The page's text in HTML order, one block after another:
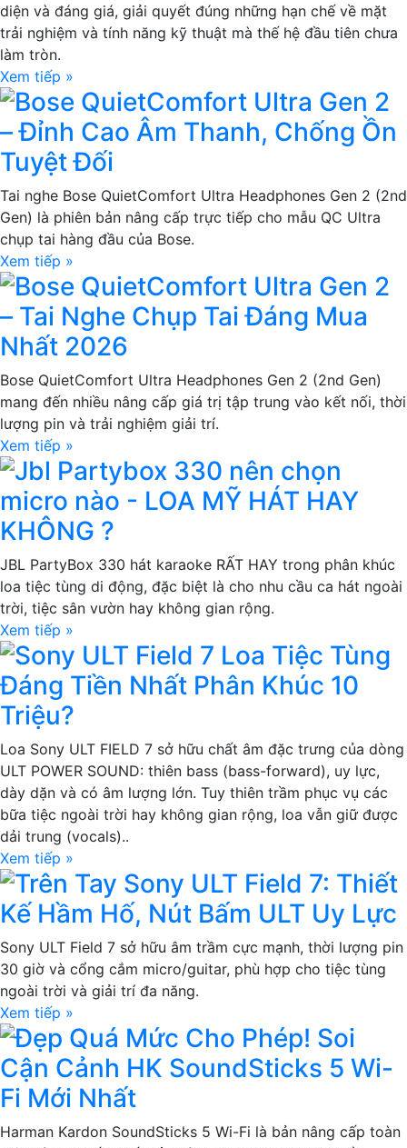
diện và đáng giá, giải quyết đúng những hạn chế về mặt
trải nghiệm và tính năng kỹ thuật mà thế hệ đầu tiên chưa
làm tròn.
Xem tiếp »
Bose QuietComfort Ultra Gen 2
– Đỉnh Cao Âm Thanh, Chống Ồn
Tuyệt Đối
Tai nghe Bose QuietComfort Ultra Headphones Gen 2 (2nd
Gen) là phiên bản nâng cấp trực tiếp cho mẫu QC Ultra
chụp tai hàng đầu của Bose.
Xem tiếp »
Bose QuietComfort Ultra Gen 2
– Tai Nghe Chụp Tai Đáng Mua
Nhất 2026
Bose QuietComfort Ultra Headphones Gen 2 (2nd Gen)
mang đến nhiều nâng cấp giá trị tập trung vào kết nối, thời
lượng pin và trải nghiệm giải trí.
Xem tiếp »
Jbl Partybox 330 nên chọn
micro nào - LOA MỸ HÁT HAY
KHÔNG ?
JBL PartyBox 330 hát karaoke RẤT HAY trong phân khúc
loa tiệc tùng di động, đặc biệt là cho nhu cầu ca hát ngoài
trời, tiệc sân vườn hay không gian rộng.
Xem tiếp »
Sony ULT Field 7 Loa Tiệc Tùng
Đáng Tiền Nhất Phân Khúc 10
Triệu?
Loa Sony ULT FIELD 7 sở hữu chất âm đặc trưng của dòng
ULT POWER SOUND: thiên bass (bass-forward), uy lực,
dày dặn và có âm lượng lớn. Tuy thiên trầm phục vụ các
bữa tiệc ngoài trời hay không gian rộng, loa vẫn giữ được
dải trung (vocals)..
Xem tiếp »
Trên Tay Sony ULT Field 7: Thiết
Kế Hầm Hố, Nút Bấm ULT Uy Lực
Sony ULT Field 7 sở hữu âm trầm cực mạnh, thời lượng pin
30 giờ và cổng cắm micro/guitar, phù hợp cho tiệc tùng
ngoài trời và giải trí đa năng.
Xem tiếp »
Đẹp Quá Mức Cho Phép! Soi
Cận Cảnh HK SoundSticks 5 Wi-
Fi Mới Nhất
Harman Kardon SoundSticks 5 Wi-Fi là bản nâng cấp toàn